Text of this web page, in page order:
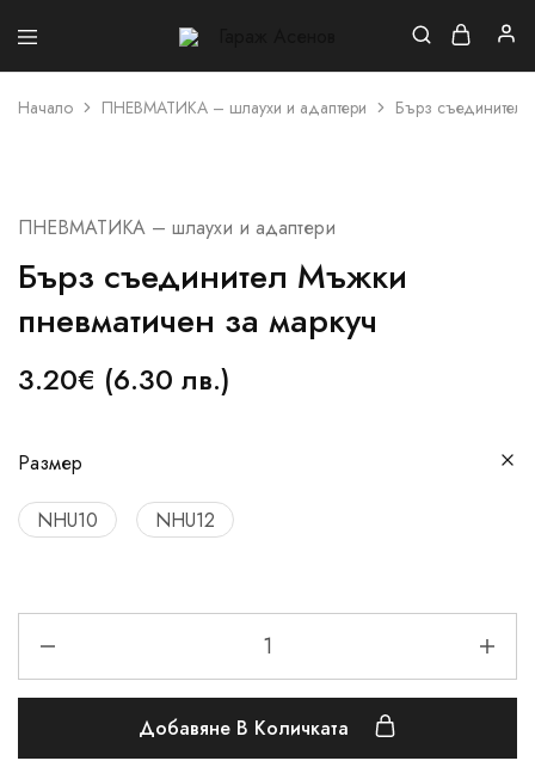
Асенов
Начало ПНЕВМАТИКА – шлаухи и адаптери Бърз съединител
ПНЕВМАТИКА – шлаухи и адаптери
Бърз съединител Мъжки
пневматичен за маркуч
3.20€ (6.30 лв.)
Размер
NHU10 NHU12
Добавяне В Количката